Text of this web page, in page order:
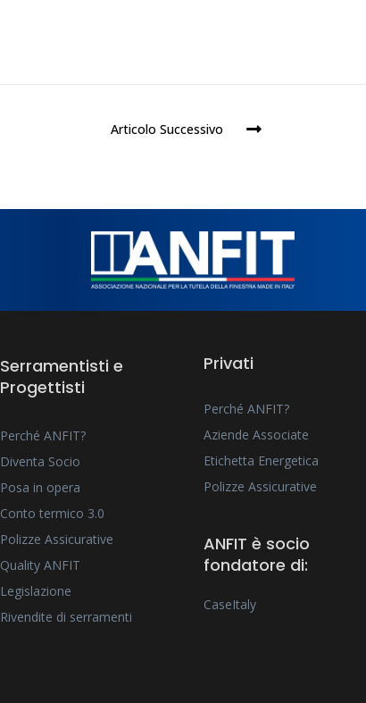
Articolo Successivo
Serramentisti e
Progettisti
Perché ANFIT?
Diventa Socio
Posa in opera
Conto termico 3.0
Polizze Assicurative
Quality ANFIT
Legislazione
Rivendite di serramenti
Privati
Perché ANFIT?
Aziende Associate
Etichetta Energetica
Polizze Assicurative
ANFIT è socio
fondatore di:
CaseItaly